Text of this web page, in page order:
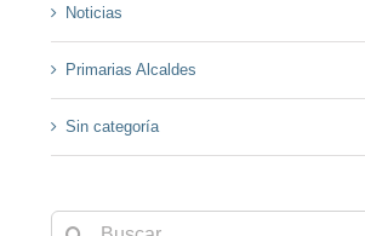
Noticias
Primarias Alcaldes
Sin categoría
Buscar: